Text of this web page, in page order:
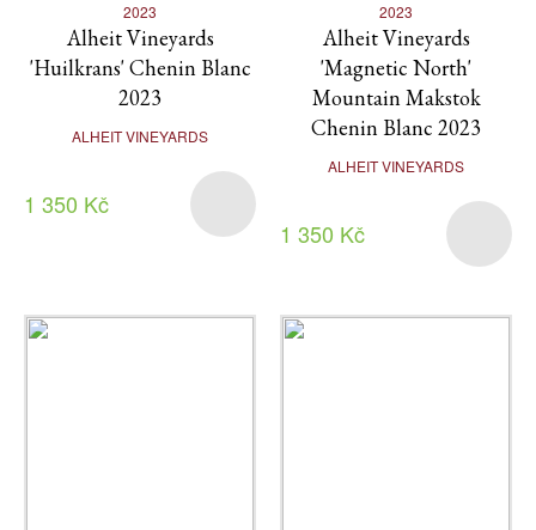
2023
Alheit Vineyards
'Huilkrans' Chenin Blanc
2023
ALHEIT VINEYARDS
1 350 Kč
2023
Alheit Vineyards
'Magnetic North'
Mountain Makstok
Chenin Blanc 2023
ALHEIT VINEYARDS
1 350 Kč